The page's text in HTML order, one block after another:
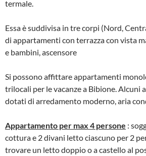
termale.
Essa è suddivisa in tre corpi (Nord,
di appartamenti con terrazza con vista
e bambini, ascensore
Si possono affittare appartamenti
trilocali per le vacanze a Bibione. Alcuni
dotati di arredamento moderno, aria
Appartamento per max 4 persone :
cottura e 2 divani letto ciascuno per 2
trovare un letto doppio o a castello al